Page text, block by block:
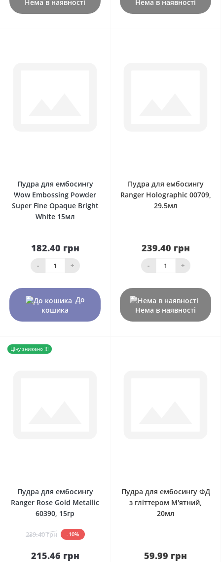
Нема в наявності Нема в наявності
Пудра для ембосингу
Wow Embossing Powder
Super Fine Opaque Bright
White 15мл
182.40 грн
- +
До
кошика
Пудра для ембосингу
Ranger Holographic 00709,
29.5мл
239.40 грн
- +
Нема в наявності
Ціну знижено !!!
Пудра для ембосингу
Ranger Rose Gold Metallic
60390, 15гр
239.40 грн -10%
215.46 грн
Пудра для ембосингу ФД
з гліттером М'ятний,
20мл
59.99 грн